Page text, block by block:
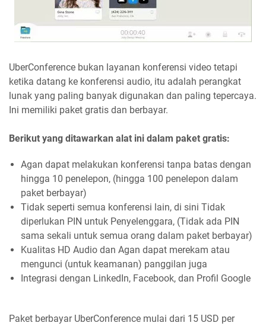
UberConference bukan layanan konferensi video tetapi
ketika datang ke konferensi audio, itu adalah perangkat
lunak yang paling banyak digunakan dan paling tepercaya.
Ini memiliki paket gratis dan berbayar.
Berikut yang ditawarkan alat ini dalam paket gratis:
Agan dapat melakukan konferensi tanpa batas dengan
hingga 10 penelepon, (hingga 100 penelepon dalam
paket berbayar)
Tidak seperti semua konferensi lain, di sini Tidak
diperlukan PIN untuk Penyelenggara, (Tidak ada PIN
sama sekali untuk semua orang dalam paket berbayar)
Kualitas HD Audio dan Agan dapat merekam atau
mengunci (untuk keamanan) panggilan juga
Integrasi dengan LinkedIn, Facebook, dan Profil Google
Paket berbayar UberConference mulai dari 15 USD per